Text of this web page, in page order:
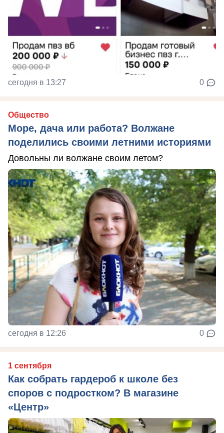
сегодня в 13:27 0
Общество
Море, дача или работа? Волжане
поделились своими летними историями
Довольны ли волжане своим летом?
сегодня в 12:26 0
1 сентября
Как собрать гардероб к школе без
споров с подростком? В магазине
«Центр»